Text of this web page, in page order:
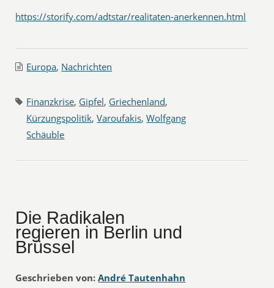
https://storify.com/adtstar/realitaten-anerkennen.html
Europa, Nachrichten
Finanzkrise, Gipfel, Griechenland,
Kürzungspolitik,Varoufakis,Wolfgang
Schäuble
Die Radikalen
regieren in Berlin und
Brüssel
Geschrieben von: André Tautenhahn